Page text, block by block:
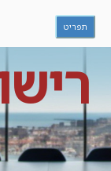
Skip
content
תפריט